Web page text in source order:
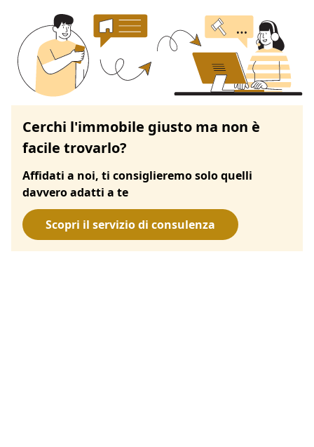
Cerchi l'immobile giusto ma non è
facile trovarlo?
Affidati a noi, ti consiglieremo solo quelli
davvero adatti a te
Scopri il servizio di consulenza